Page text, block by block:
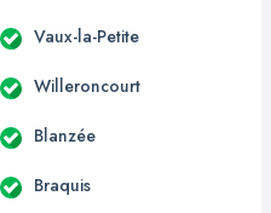
Vaux-la-Petite
Willeroncourt
Blanzée
Braquis